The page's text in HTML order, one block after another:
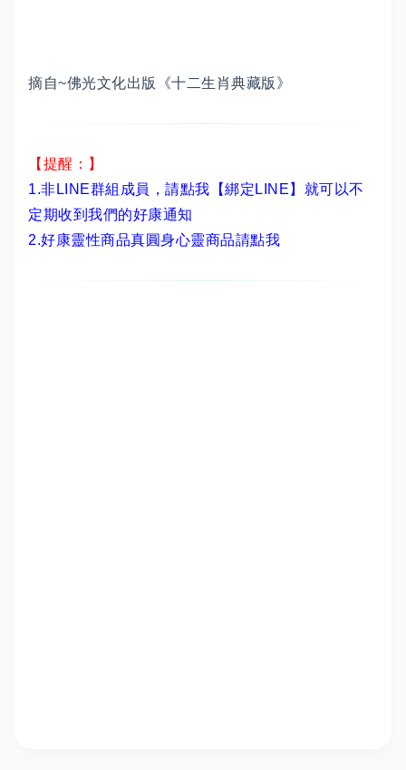
摘自~佛光文化出版《十二生肖典藏版》
【提醒：】
1.非LINE群組成員， 請點我【綁定LINE】 就可以不
定期收到我們的好康通知
2.好康靈性商品真圓身心靈商品請點我